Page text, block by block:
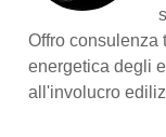
Offro consulenza
energetica degli
all'involucro